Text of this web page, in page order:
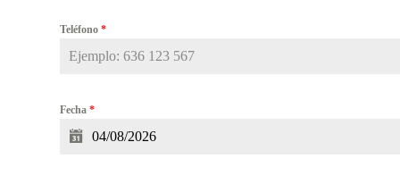
Teléfono*
Fecha*